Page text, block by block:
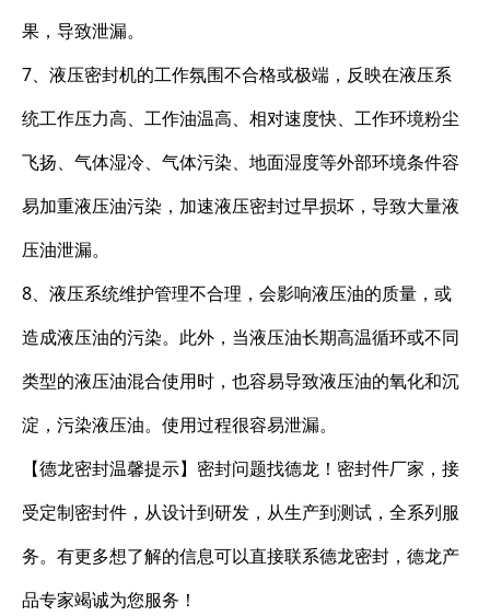
果，导致泄漏。
7、液压密封机的工作氛围不合格或极端，反映在液压系
统工作压力高、工作油温高、相对速度快、工作环境粉尘
飞扬、气体湿冷、气体污染、地面湿度等外部环境条件容
易加重液压油污染，加速液压密封过早损坏，导致大量液
压油泄漏。
8、液压系统维护管理不合理，会影响液压油的质量，或
造成液压油的污染。此外，当液压油长期高温循环或不同
类型的液压油混合使用时，也容易导致液压油的氧化和沉
淀，污染液压油。使用过程很容易泄漏。
【德龙密封温馨提示】密封问题找德龙！密封件厂家，接
受定制密封件，从设计到研发，从生产到测试，全系列服
务。有更多想了解的信息可以直接联系德龙密封，德龙产
品专家竭诚为您服务！